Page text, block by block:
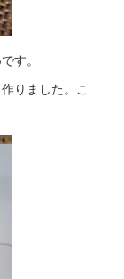
す。
りました。こ